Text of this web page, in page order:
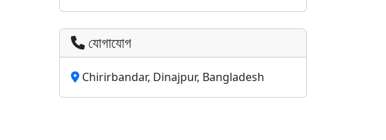
যোগাযোগ
Chirirbandar, Dinajpur, Bangladesh